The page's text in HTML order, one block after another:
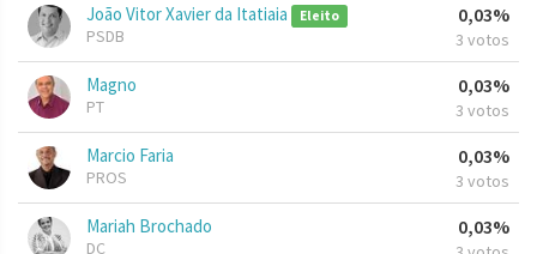
João Vitor Xavier da Itatiaia Eleito
PSDB
0,03%
3 votos
Magno
PT
0,03%
3 votos
Marcio Faria
PROS
0,03%
3 votos
Mariah Brochado
DC
0,03%